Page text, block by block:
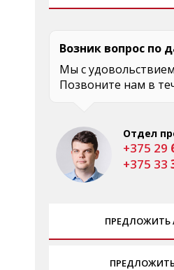
Возник вопрос по
Мы с
Позвоните нам в
Отдел
+375 29
+375 33
ПРЕДЛОЖИТЬ